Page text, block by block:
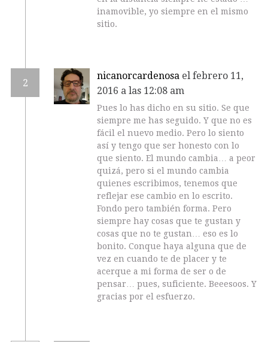
inamovible, yo siempre en el mismo
sitio.
2
nicanorcardenosa el febrero 11,
2016 a las 12:08 am
Pues lo has dicho en su sitio. Se que
siempre me has seguido. Y que no es
fácil el nuevo medio. Pero lo siento
así y tengo que ser honesto con lo
que siento. El mundo cambia… a peor
quizá, pero si el mundo cambia
quienes escribimos, tenemos que
reflejar ese cambio en lo escrito.
Fondo pero también forma. Pero
siempre hay cosas que te gustan y
cosas que no te gustan… eso es lo
bonito. Conque haya alguna que de
vez en cuando te de placer y te
acerque a mi forma de ser o de
pensar… pues, suficiente. Beeesoos. Y
gracias por el esfuerzo.